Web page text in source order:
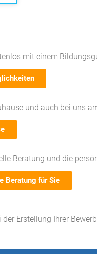
mit einem
und auch bei uns
Beratung und die
Beratung für Sie
der Erstellung Ihrer